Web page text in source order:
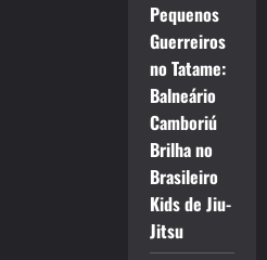
Pequenos
Guerreiros
no Tatame:
Balneário
Camboriú
Brilha no
Brasileiro
Kids de Jiu-
Jitsu